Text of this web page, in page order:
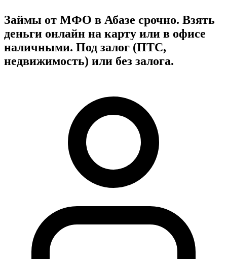
Займы от МФО в Абазе срочно. Взять
деньги онлайн на карту или в офисе
наличными. Под залог (ПТС,
недвижимость) или без залога.